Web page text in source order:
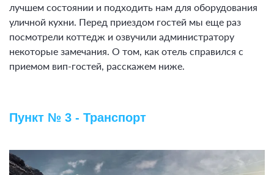
лучшем состоянии и подходить нам для оборудования
уличной кухни. Перед приездом гостей мы еще раз
посмотрели коттедж и озвучили администратору
некоторые замечания. О том, как отель справился с
приемом вип-гостей, расскажем ниже.
Пункт № 3 - Транспорт